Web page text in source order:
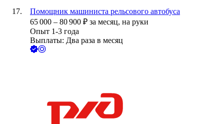
Помощник машиниста рельсового автобуса
65 000 – 80 900 ₽ за месяц, на руки
Опыт 1-3 года
Выплаты: Два раза в месяц